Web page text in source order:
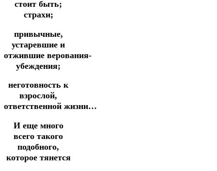
стоит быть;
страхи;
привычные,
устаревшие и
отжившие верования-
убеждения;
неготовность к
взрослой,
ответственной жизни…
И еще много
всего такого
подобного,
которое тянется